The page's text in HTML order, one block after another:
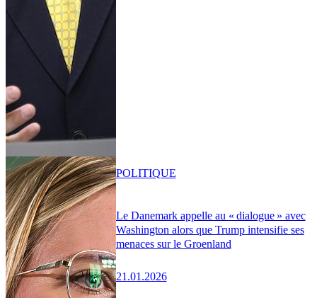
Le Danemark appelle au « dialogue » avec
Washington alors que Trump intensifie ses
menaces sur le Groenland
21.01.2026
POLITIQUE